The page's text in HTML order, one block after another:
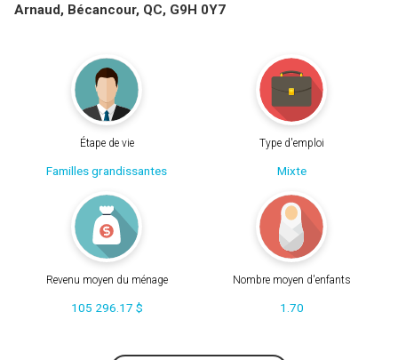
Arnaud, Bécancour, QC, G9H 0Y7
Étape de vie
Familles grandissantes
Type d'emploi
Mixte
Revenu moyen du ménage
105 296.17 $
Nombre moyen d'enfants
1.70